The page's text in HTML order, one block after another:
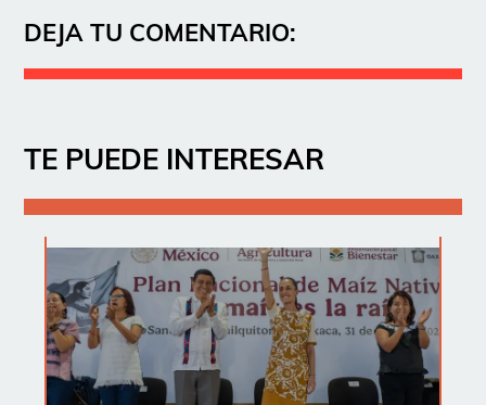
DEJA TU COMENTARIO:
TE PUEDE INTERESAR